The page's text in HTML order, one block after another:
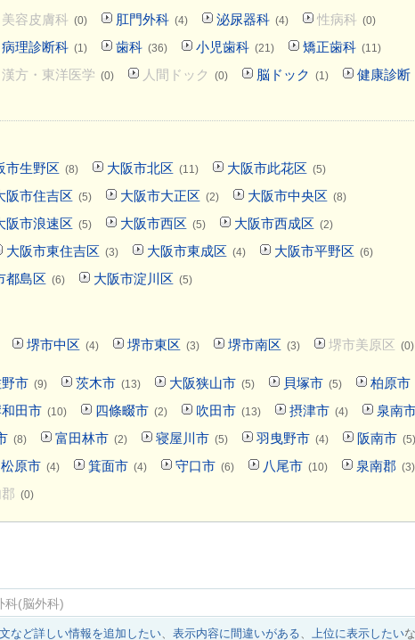
美容皮膚科 (0) 肛門外科 (4) 泌尿器科 (4) 性病科 (0)
病理診断科 (1) 歯科 (36) 小児歯科 (21) 矯正歯科 (11)
漢方・東洋医学 (0) 人間ドック (0) 脳ドック (1) 健康診断
市生野区 (8) 大阪市北区 (11) 大阪市此花区 (5)
阪市住吉区 (5) 大阪市大正区 (2) 大阪市中央区 (8)
阪市浪速区 (5) 大阪市西区 (5) 大阪市西成区 (2)
大阪市東住吉区 (3) 大阪市東成区 (4) 大阪市平野区 (6)
都島区 (6) 大阪市淀川区 (5)
堺市中区 (4) 堺市東区 (3) 堺市南区 (3) 堺市美原区 (0)
市 (9) 茨木市 (13) 大阪狭山市 (5) 貝塚市 (5)
柏原市
和田市 (10) 四條畷市 (2) 吹田市 (13) 摂津市 (4)
泉南
(8) 富田林市 (2) 寝屋川市 (5) 羽曳野市 (4) 阪南市 (5)
松原市 (4) 箕面市 (4) 守口市 (6) 八尾市 (10) 泉南郡 (3)
(0)
科(脳外科)
など詳しい情報を追加したい、 表示内容に間違いがある、 上位に表示したい